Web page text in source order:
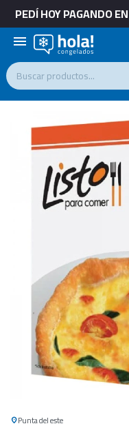
PEDÍ HOY PAGANDO
menu
Punta del este